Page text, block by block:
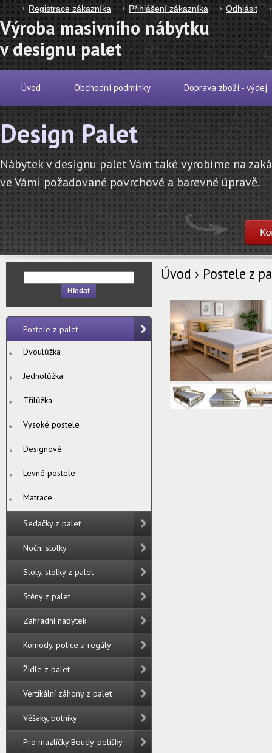
Registrace zákazníka Přihlášení zákazníka Odhlásit
Výroba masivního nábytku
v designu palet
Úvod Obchodní podmínky Doprava zboží - výdej
Design Palet
Nábytek v designu palet Vám také vyrobíme na
ve Vámi požadované povrchové a barevné úpravě.
Úvod › Postele z
Hledat
Postele z palet
Dvoulůžka
Jednolůžka
Třílůžka
Vysoké postele
Designové
Levné postele
Matrace
Sedačky z palet
Noční stolky
Stoly, stolky z palet
Stěny z palet
Zahradní nábytek
Komody, police a regály
Židle z palet
Vertikální záhony z palet
Věšáky, botníky
Pro mazlíčky Boudy-pelíšky